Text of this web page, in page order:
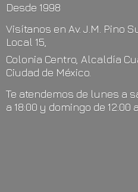
Desde 1998
Visítanos en Av. J.M. Pino
Local 15,
Colonia Centro, Alcaldía
Ciudad de México.
Te atendemos de lunes a
a 18:00 y domingo de 12:00